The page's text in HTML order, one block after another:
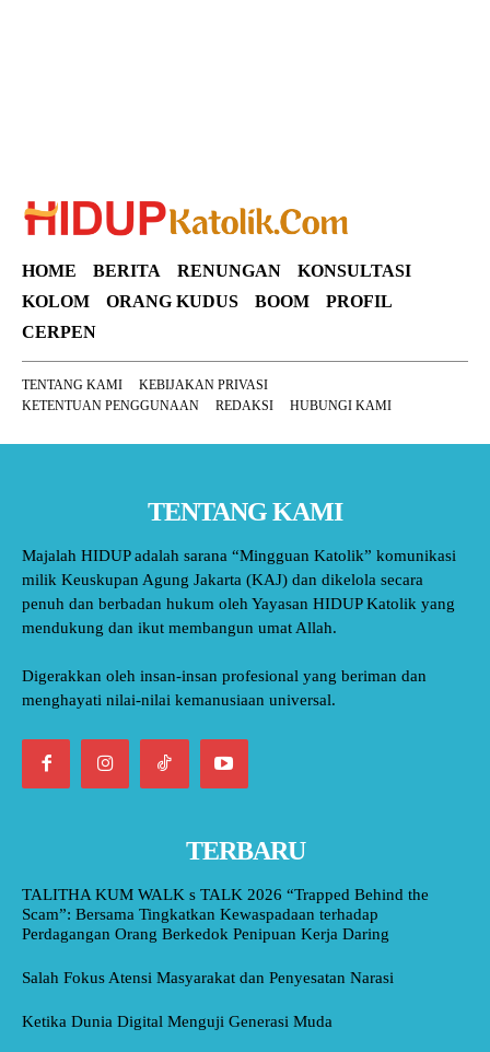
HOME BERITA RENUNGAN
KONSULTASI
KOLOM
ORANG KUDUS BOOM
PROFIL
CERPEN
TENTANG KAMI
KEBIJAKAN PRIVASI
KETENTUAN PENGGUNAAN
REDAKSI HUBUNGI KAMI
TENTANG KAMI
Majalah HIDUP adalah sarana “Mingguan Katolik” komunikasi
milik Keuskupan Agung Jakarta (KAJ) dan dikelola secara
penuh dan berbadan hukum oleh Yayasan HIDUP Katolik yang
mendukung dan ikut membangun umat Allah.
Digerakkan oleh insan-insan profesional yang beriman dan
menghayati nilai-nilai kemanusiaan universal.
TERBARU
TALITHA KUM WALK s TALK 2026 “Trapped Behind the
Scam”: Bersama Tingkatkan Kewaspadaan terhadap
Perdagangan Orang Berkedok Penipuan Kerja Daring
Salah Fokus Atensi Masyarakat dan Penyesatan Narasi
Ketika Dunia Digital Menguji Generasi Muda